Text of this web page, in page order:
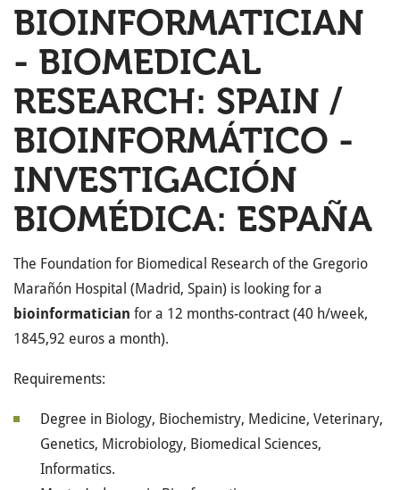
BIOINFORMATICIAN
- BIOMEDICAL
RESEARCH: SPAIN /
BIOINFORMÁTICO -
INVESTIGACIÓN
BIOMÉDICA: ESPAÑA
The Foundation for Biomedical Research of the Gregorio
Marañón Hospital (Madrid, Spain) is looking for a
bioinformatician for a 12 months-contract (40 h/week,
1845,92 euros a month).
Requirements:
Degree in Biology, Biochemistry, Medicine, Veterinary,
Genetics, Microbiology, Biomedical Sciences,
Informatics.